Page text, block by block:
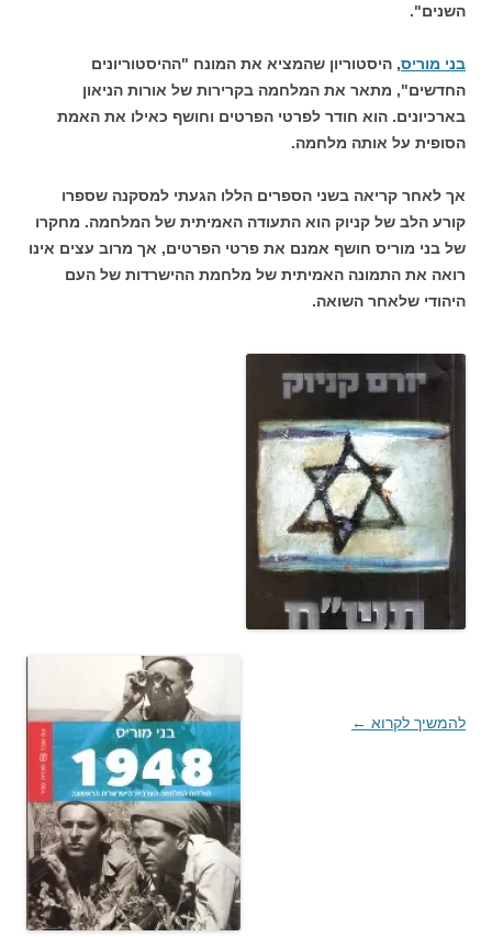
השנים".
בני מוריס, היסטוריון שהמציא את המונח "ההיסטוריונים
החדשים", מתאר את המלחמה בקרירות של אורות הניאון
בארכיונים. הוא חודר לפרטי הפרטים וחושף כאילו את האמת
הסופית על אותה מלחמה.
אך לאחר קריאה בשני הספרים הללו הגעתי למסקנה שספרו
קורע הלב של קניוק הוא התעודה האמיתית של המלחמה. מחקרו
של בני מוריס חושף אמנם את פרטי הפרטים, אך מרוב עצים אינו
רואה את התמונה האמיתית של מלחמת ההישרדות של העם
היהודי שלאחר השואה.
להמשיך לקרוא ←